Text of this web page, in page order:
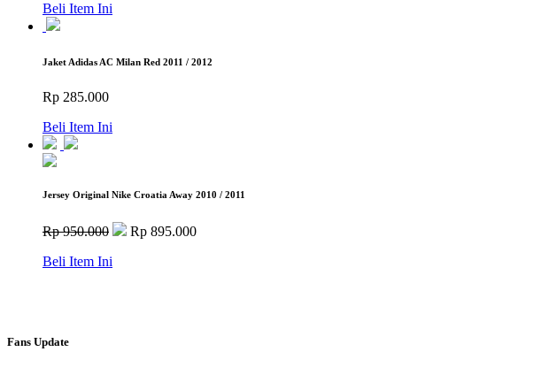
Beli Item Ini
Jaket Adidas AC Milan Red 2011 / 2012
Rp 285.000
Beli Item Ini
Jersey Original Nike Croatia Away 2010 / 2011
Rp 950.000
Rp 895.000
Beli Item Ini
Fans Update